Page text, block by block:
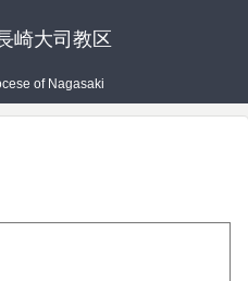
崎大司教区
of Nagasaki